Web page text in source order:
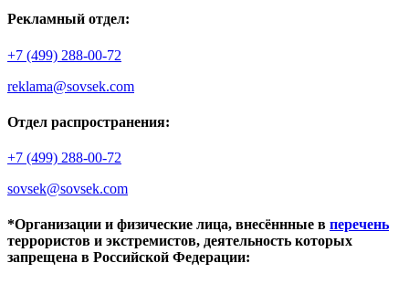
Рекламный отдел:
+7 (499) 288-00-72
reklama@sovsek.com
Отдел распространения:
+7 (499) 288-00-72
sovsek@sovsek.com
*Организации и физические лица, внесённные в перечень
террористов и экстремистов, деятельность которых
запрещена в Российской Федерации: